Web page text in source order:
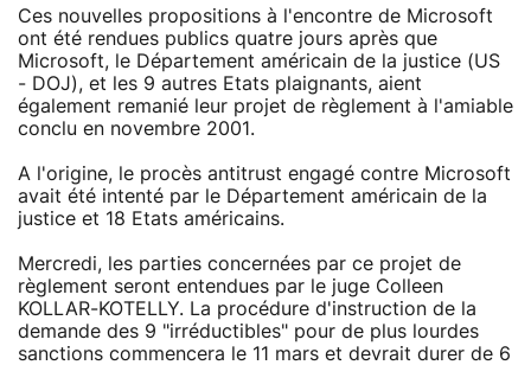
Ces nouvelles propositions à l'encontre de Microsoft
ont été rendues publics quatre jours après que
Microsoft, le Département américain de la justice (US
- DOJ), et les 9 autres Etats plaignants, aient
également remanié leur projet de règlement à l'amiable
conclu en novembre 2001.
A l'origine, le procès antitrust engagé contre Microsoft
avait été intenté par le Département américain de la
justice et 18 Etats américains.
Mercredi, les parties concernées par ce projet de
règlement seront entendues par le juge Colleen
KOLLAR-KOTELLY. La procédure d'instruction de la
demande des 9 "irréductibles" pour de plus lourdes
sanctions commencera le 11 mars et devrait durer de 6